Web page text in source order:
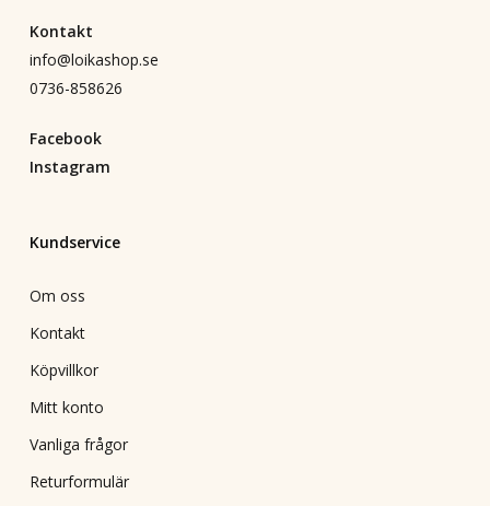
Kontakt
info@loikashop.se
0736-858626
Facebook
Instagram
Kundservice
Om oss
Kontakt
Köpvillkor
Mitt konto
Vanliga frågor
Returformulär